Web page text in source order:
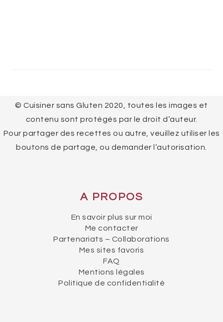
FOOTER
© Cuisiner sans Gluten 2020, toutes les images et
contenu sont protégés par le droit d’auteur.
Pour partager des recettes ou autre, veuillez utiliser les
boutons de partage, ou demander l’autorisation.
A PROPOS
En savoir plus sur moi
Me contacter
Partenariats – Collaborations
Mes sites favoris
FAQ
Mentions légales
Politique de confidentialité